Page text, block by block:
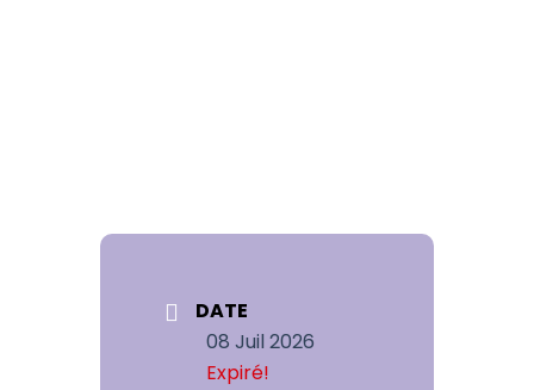
DATE
08 Juil 2026
Expiré!